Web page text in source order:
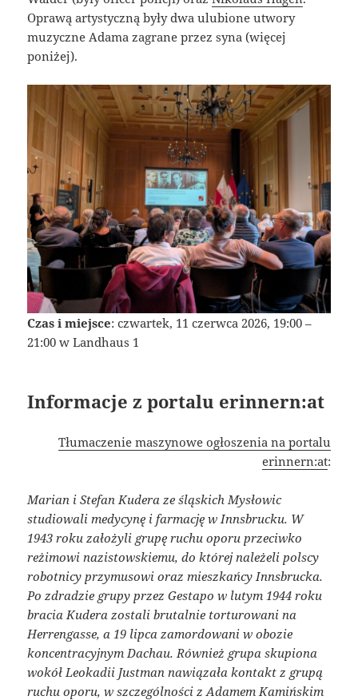
Oprawą artystyczną były dwa ulubione utwory
muzyczne Adama zagrane przez syna (więcej
poniżej).
Czas i miejsce: czwartek, 11 czerwca 2026, 19:00 –
21:00 w Landhaus 1
Informacje z portalu erinnern:at
Tłumaczenie maszynowe ogłoszenia na portalu
erinnern:at:
Marian i Stefan Kudera ze śląskich Mysłowic
studiowali medycynę i farmację w Innsbrucku. W
1943 roku założyli grupę ruchu oporu przeciwko
reżimowi nazistowskiemu, do której należeli polscy
robotnicy przymusowi oraz mieszkańcy Innsbrucka.
Po zdradzie grupy przez Gestapo w lutym 1944 roku
bracia Kudera zostali brutalnie torturowani na
Herrengasse, a 19 lipca zamordowani w obozie
koncentracyjnym Dachau. Również grupa skupiona
wokół Leokadii Justman nawiązała kontakt z grupą
ruchu oporu, w szczególności z Adamem Kamińskim